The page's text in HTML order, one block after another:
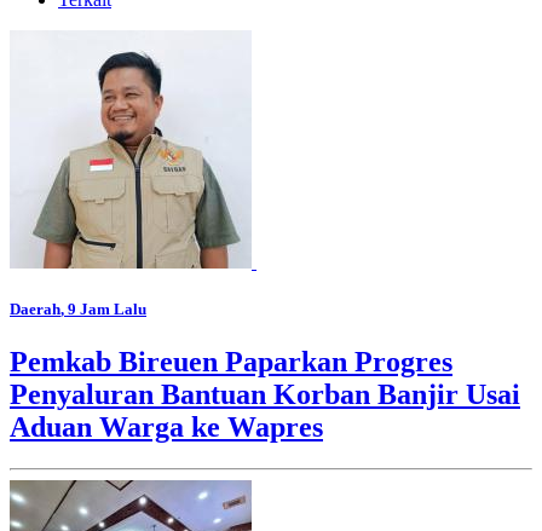
Daerah, 9 Jam Lalu
Pemkab Bireuen Paparkan Progres
Penyaluran Bantuan Korban Banjir Usai
Aduan Warga ke Wapres